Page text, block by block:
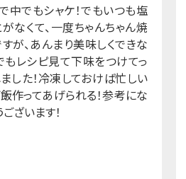
中でもシャケ！でもいつも塩
なくて、一度ちゃんちゃん焼
が、あんまり美味しくできな
もレシピ見て下味をつけてっ
した！冷凍しておけば忙しい
作ってあげられる！参考にな
ざいます！